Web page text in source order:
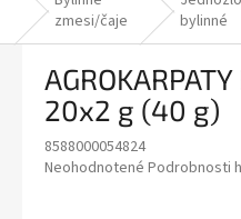
zmesi/čaje
bylinné
20x2 g (40 g)
8588000054824
Priemerné
Neohodnotené Podrobnosti